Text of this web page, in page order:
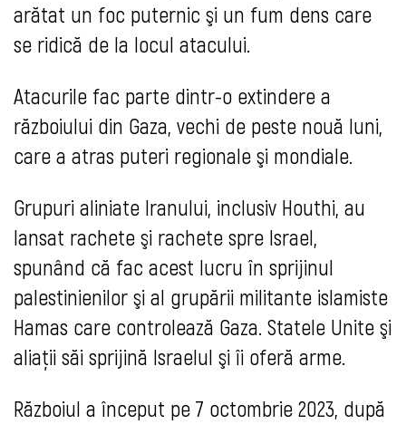
arătat un foc puternic şi un fum dens care
se ridică de la locul atacului.
Atacurile fac parte dintr-o extindere a
războiului din Gaza, vechi de peste nouă luni,
care a atras puteri regionale şi mondiale.
Grupuri aliniate Iranului, inclusiv Houthi, au
lansat rachete şi rachete spre Israel,
spunând că fac acest lucru în sprijinul
palestinienilor şi al grupării militante islamiste
Hamas care controlează Gaza. Statele Unite şi
aliaţii săi sprijină Israelul şi îi oferă arme.
Războiul a început pe 7 octombrie 2023, după